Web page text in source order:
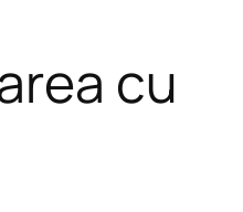
cu